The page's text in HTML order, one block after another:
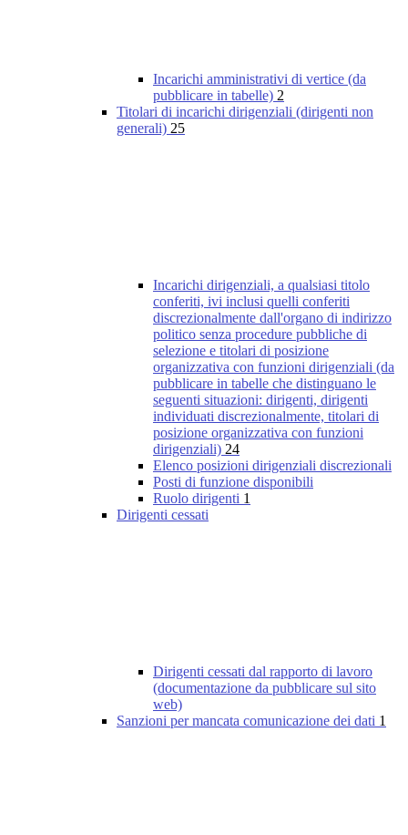
Incarichi amministrativi di vertice (da
pubblicare in tabelle) 2
Titolari di incarichi dirigenziali (dirigenti non
generali) 25
Incarichi dirigenziali, a qualsiasi titolo
conferiti, ivi inclusi quelli conferiti
discrezionalmente dall'organo di indirizzo
politico senza procedure pubbliche di
selezione e titolari di posizione
organizzativa con funzioni dirigenziali (da
pubblicare in tabelle che distinguano le
seguenti situazioni: dirigenti, dirigenti
individuati discrezionalmente, titolari di
posizione organizzativa con funzioni
dirigenziali) 24
Elenco posizioni dirigenziali discrezionali
Posti di funzione disponibili
Ruolo dirigenti 1
Dirigenti cessati
Dirigenti cessati dal rapporto di lavoro
(documentazione da pubblicare sul sito
web)
Sanzioni per mancata comunicazione dei dati 1